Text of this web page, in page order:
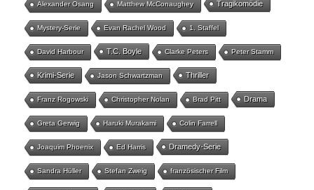
Alexander Osang Matthew McConaughey Tragikomödie
Mystery-Serie Evan Rachel Wood 1. Staffel
David Harbour T.C. Boyle Clarke Peters Peter Stamm
Krimi-Serie Jason Schwartzman Thriller
Franz Rogowski Christopher Nolan Brad Pitt Drama
Greta Gerwig Haruki Murakami Colin Farrell
Joaquim Phoenix Ed Harris Dramedy-Serie
Sandra Hüller Stefan Zweig französischer Film